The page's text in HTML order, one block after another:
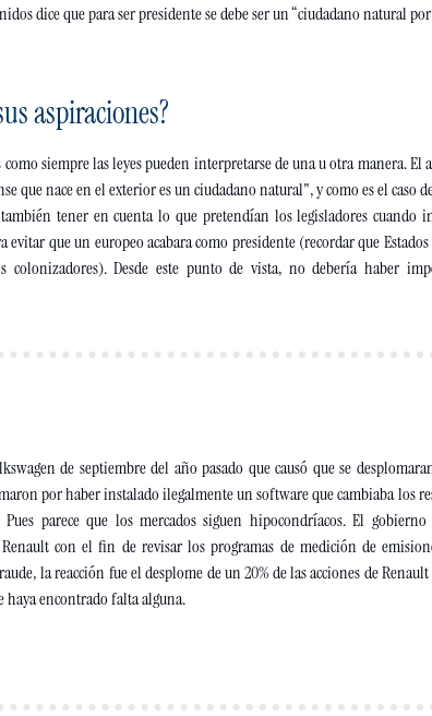
dice que para ser presidente se debe ser un “ciudadano natural
aspiraciones?
siempre las leyes pueden interpretarse de una u otra manera. El
que nace en el exterior es un ciudadano natural", y como es el caso
tener en cuenta lo que pretendían los legisladores cuando
que un europeo acabara como presidente (recordar que
colonizadores). Desde este punto de vista, no debería haber
de septiembre del año pasado que causó que se
por haber instalado ilegalmente un software que cambiaba los
Pues parece que los mercados siguen hipocondríacos. El
con el fin de revisar los programas de medición de
la reacción fue el desplome de un 20% de las acciones de
haya encontrado falta alguna.